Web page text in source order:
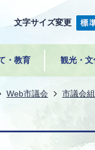
文字サイズ変更
・教育 観光・
Web市議会 市議会